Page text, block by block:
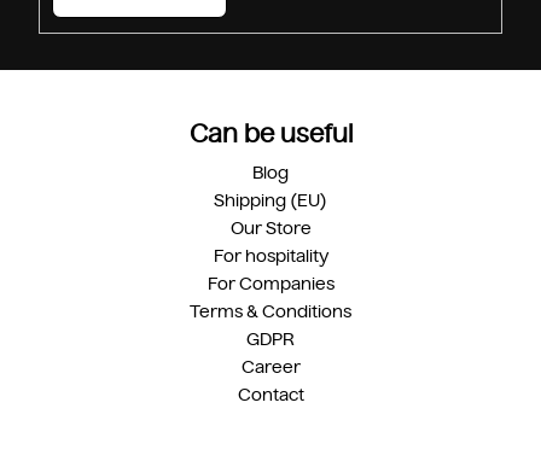
Can be useful
Blog
Shipping (EU)
Our Store
For hospitality
For Companies
Terms & Conditions
GDPR
Career
Contact